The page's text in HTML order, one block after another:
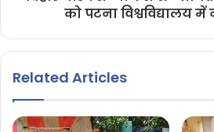
को पटना विश्वविद्यालय में
Related Articles